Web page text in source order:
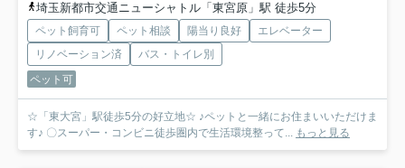
埼玉新都市交通ニューシャトル「東宮原」駅 徒歩5分
ペット飼育可 ペット相談 陽当り良好
エレベーター
リノベーション済
バス・トイレ別
ペット可
☆「東大宮」駅徒歩5分の好立地☆ ♪ペットと一緒にお住まいいただけま
す♪ 〇スーパー・コンビニ徒歩圏内で生活環境整って... もっと見る